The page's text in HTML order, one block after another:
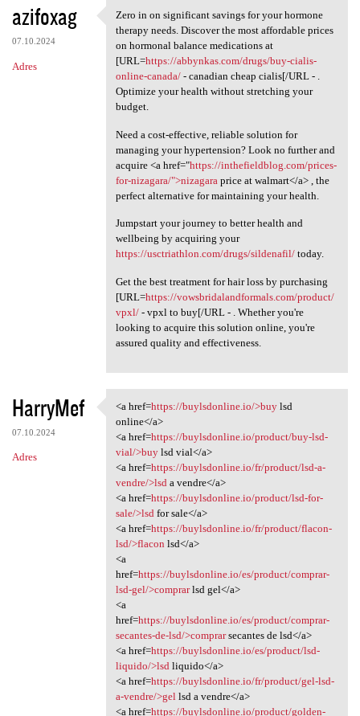
azifoxag
07.10.2024
Adres
Zero in on significant
Zero in on significant savings for your hormone
therapy needs. Discover the most affordable prices
on hormonal balance medications at
[URL=https://abbynkas.com/drugs/buy-cialis-
online-canada/- canadian cheap cialis[/URL - .
Optimize your health without stretching your
budget.
Need a cost-effective, reliable solution for
managing your hypertension? Look no further and
acquire <a href="https://inthefieldblog.com/prices-
for-nizagara/">nizagara price at walmart</a> , the
perfect alternative for maintaining your health.
Jumpstart your journey to better health and
wellbeing by acquiring your
https://usctriathlon.com/drugs/sildenafil/today.
Get the best treatment for hair loss by purchasing
[URL=https://vowsbridalandformals.com/product/
vpxl/- vpxl to buy[/URL - . Whether you're
looking to acquire this solution online, you're
assured quality and effectiveness.
HarryMef
07.10.2024
Adres
<a href=https://buylsdonline
<a href=https://buylsdonline.io/>buylsd
online</a>
<a href=https://buylsdonline.io/product/buy-lsd-
vial/>buylsd vial</a>
<a href=https://buylsdonline.io/fr/product/lsd-a-
vendre/>lsd a vendre</a>
<a href=https://buylsdonline.io/product/lsd-for-
sale/>lsd for sale</a>
<a href=https://buylsdonline.io/fr/product/flacon-
lsd/>flacon lsd</a>
<a
href=https://buylsdonline.io/es/product/comprar-
lsd-gel/>comprarlsd gel</a>
<a
href=https://buylsdonline.io/es/product/comprar-
secantes-de-lsd/>comprarsecantes de lsd</a>
<a href=https://buylsdonline.io/es/product/lsd-
liquido/>lsd liquido</a>
<a href=https://buylsdonline.io/fr/product/gel-lsd-
a-vendre/>gel lsd a vendre</a>
<a href=https://buylsdonline.io/product/golden-